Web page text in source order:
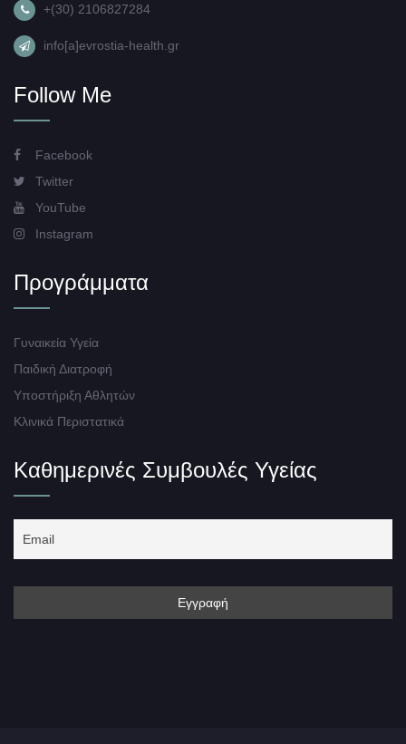
+(30) 2106827284
info[a]evrostia-health.gr
Follow Me
Facebook
Twitter
YouTube
Instagram
Προγράμματα
Γυναικεία Υγεία
Παιδική Διατροφή
Υποστήριξη Αθλητών
Κλινικά Περιστατικά
Καθημερινές Συμβουλές Υγείας